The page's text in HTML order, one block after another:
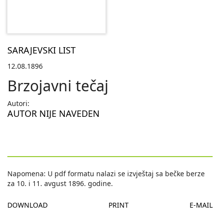
SARAJEVSKI LIST
12.08.1896
Brzojavni tečaj
Autori:
AUTOR NIJE NAVEDEN
Napomena: U pdf formatu nalazi se izvještaj sa bečke berze
za 10. i 11. avgust 1896. godine.
DOWNLOAD PRINT E-MAIL